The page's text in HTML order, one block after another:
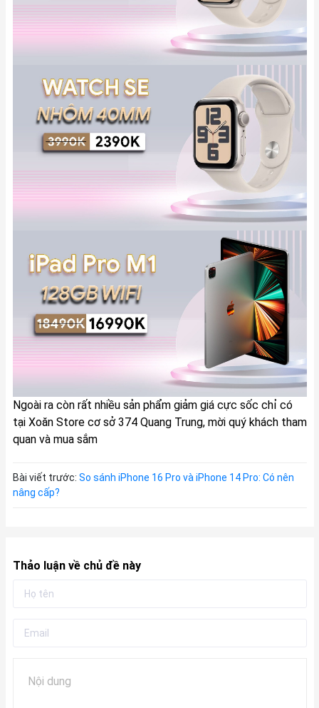
Ngoài ra còn rất nhiều sản phẩm giảm giá cực sốc chỉ có
tại Xoăn Store cơ sở 374 Quang Trung, mời quý khách tham
quan và mua sắm
Bài viết trước: So sánh iPhone 16 Pro và iPhone 14 Pro: Có nên
nâng cấp?
Thảo luận về chủ đề này